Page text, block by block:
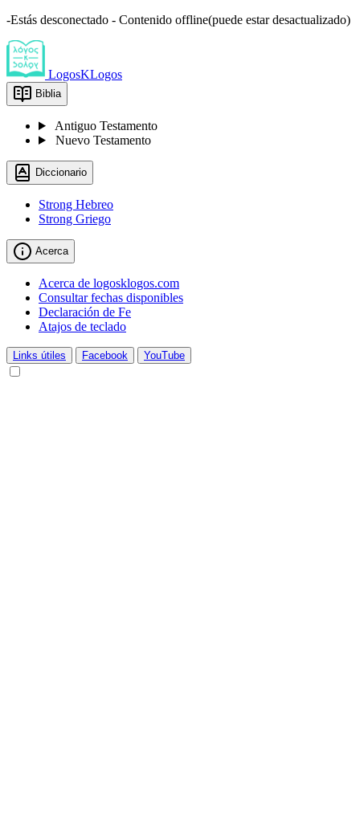
-Estás desconectado - Contenido offline(puede estar desactualizado)
LogosKLogos
Biblia
Antiguo Testamento
Nuevo Testamento
Diccionario
Strong Hebreo
Strong Griego
Acerca
Acerca de logosklogos.com
Consultar fechas disponibles
Declaración de Fe
Atajos de teclado
Links útiles Facebook YouTube